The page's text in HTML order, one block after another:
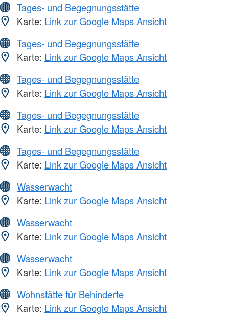
Tages- und Begegnungsstätte
Karte: Link zur Google Maps Ansicht
Tages- und Begegnungsstätte
Karte: Link zur Google Maps Ansicht
Tages- und Begegnungsstätte
Karte: Link zur Google Maps Ansicht
Tages- und Begegnungsstätte
Karte: Link zur Google Maps Ansicht
Tages- und Begegnungsstätte
Karte: Link zur Google Maps Ansicht
Wasserwacht
Karte: Link zur Google Maps Ansicht
Wasserwacht
Karte: Link zur Google Maps Ansicht
Wasserwacht
Karte: Link zur Google Maps Ansicht
Wohnstätte für Behinderte
Karte: Link zur Google Maps Ansicht